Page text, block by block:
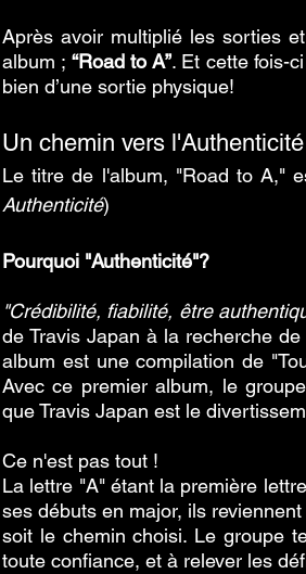
Après avoir multiplié les sorties
album ; “Road to A”. Et cette fois-
bien d’une sortie physique!
Un chemin vers
Le titre de l'album, "Road to A,"
Authenticité)
Pourquoi "Authenticité"?
"Crédibilité, fiabilité, être
de Travis Japan à la recherche
album est une compilation de
Avec ce premier album, le
que Travis Japan est le
Ce n'est pas tout !
La lettre "A" étant la première
ses débuts en major, ils
soit le chemin choisi. Le groupe
toute confiance, et à relever les